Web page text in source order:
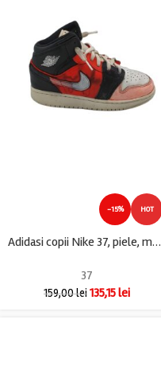
-15% HOT
Adidasi copii Nike 37, piele, material textil, alb roz negru
37
159,00lei135,15lei